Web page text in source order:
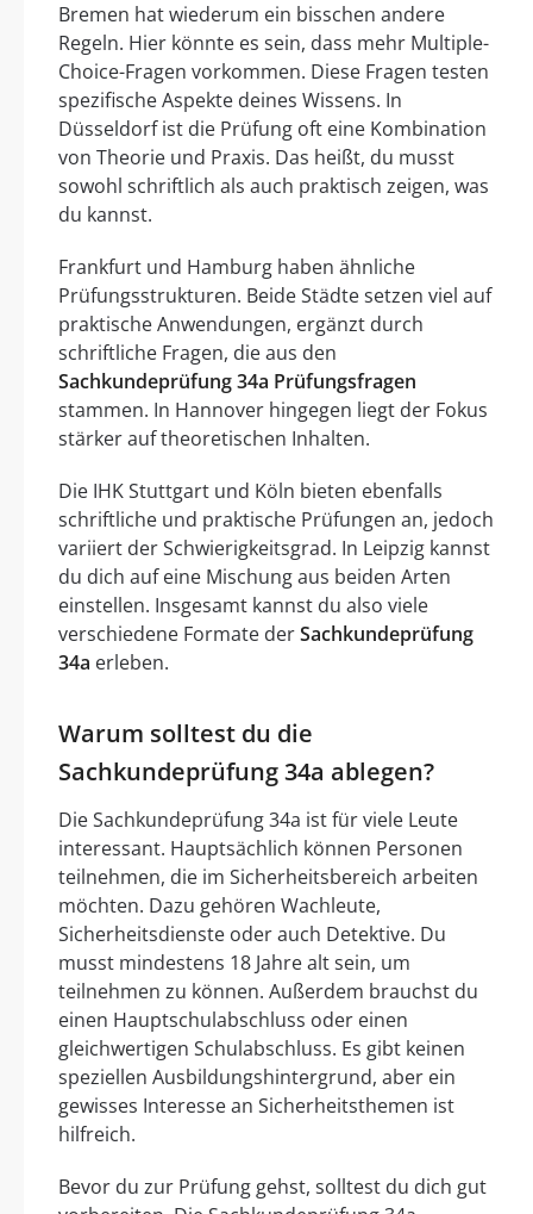
Bremen hat wiederum ein bisschen andere
Regeln. Hier könnte es sein, dass mehr Multiple-
Choice-Fragen vorkommen. Diese Fragen testen
spezifische Aspekte deines Wissens. In
Düsseldorf ist die Prüfung oft eine Kombination
von Theorie und Praxis. Das heißt, du musst
sowohl schriftlich als auch praktisch zeigen, was
du kannst.
Frankfurt und Hamburg haben ähnliche
Prüfungsstrukturen. Beide Städte setzen viel auf
praktische Anwendungen, ergänzt durch
schriftliche Fragen, die aus den
Sachkundeprüfung 34a Prüfungsfragen
stammen. In Hannover hingegen liegt der Fokus
stärker auf theoretischen Inhalten.
Die IHK Stuttgart und Köln bieten ebenfalls
schriftliche und praktische Prüfungen an, jedoch
variiert der Schwierigkeitsgrad. In Leipzig kannst
du dich auf eine Mischung aus beiden Arten
einstellen. Insgesamt kannst du also viele
verschiedene Formate derSachkundeprüfung
34a erleben.
Warum solltest du die
Sachkundeprüfung 34a ablegen?
Die Sachkundeprüfung 34a ist für viele Leute
interessant. Hauptsächlich können Personen
teilnehmen, die im Sicherheitsbereich arbeiten
möchten. Dazu gehören Wachleute,
Sicherheitsdienste oder auch Detektive. Du
musst mindestens 18 Jahre alt sein, um
teilnehmen zu können. Außerdem brauchst du
einen Hauptschulabschluss oder einen
gleichwertigen Schulabschluss. Es gibt keinen
speziellen Ausbildungshintergrund, aber ein
gewisses Interesse an Sicherheitsthemen ist
hilfreich.
Bevor du zur Prüfung gehst, solltest du dich gut